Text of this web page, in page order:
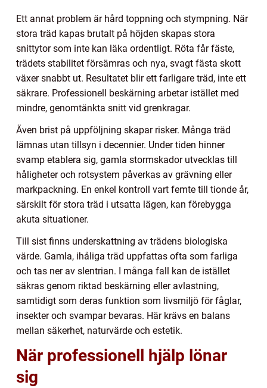
Ett annat problem är hård toppning och stympning. När
stora träd kapas brutalt på höjden skapas stora
snittytor som inte kan läka ordentligt. Röta får fäste,
trädets stabilitet försämras och nya, svagt fästa skott
växer snabbt ut. Resultatet blir ett farligare träd, inte ett
säkrare. Professionell beskärning arbetar istället med
mindre, genomtänkta snitt vid grenkragar.
Även brist på uppföljning skapar risker. Många träd
lämnas utan tillsyn i decennier. Under tiden hinner
svamp etablera sig, gamla stormskador utvecklas till
håligheter och rotsystem påverkas av grävning eller
markpackning. En enkel kontroll vart femte till tionde år,
särskilt för stora träd i utsatta lägen, kan förebygga
akuta situationer.
Till sist finns underskattning av trädens biologiska
värde. Gamla, ihåliga träd uppfattas ofta som farliga
och tas ner av slentrian. I många fall kan de istället
säkras genom riktad beskärning eller avlastning,
samtidigt som deras funktion som livsmiljö för fåglar,
insekter och svampar bevaras. Här krävs en balans
mellan säkerhet, naturvärde och estetik.
När professionell hjälp lönar
sig